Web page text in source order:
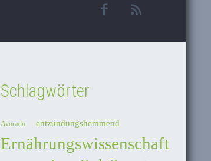
Schlagwörter
Avocado entzündungshemmend
Ernährungswissenschaft